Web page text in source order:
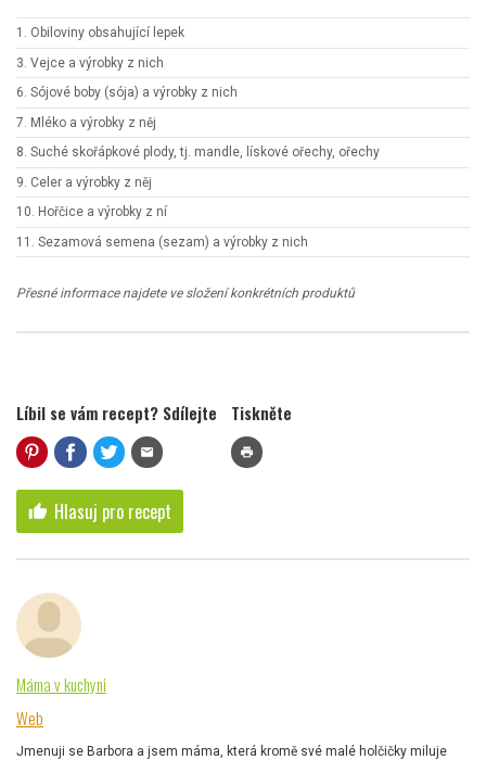
1. Obiloviny obsahující lepek
3. Vejce a výrobky z nich
6. Sójové boby (sója) a výrobky z nich
7. Mléko a výrobky z něj
8. Suché skořápkové plody, tj. mandle, lískové ořechy, ořechy
9. Celer a výrobky z něj
10. Hořčice a výrobky z ní
11. Sezamová semena (sezam) a výrobky z nich
Přesné informace najdete ve složení konkrétních produktů
Líbil se vám recept? Sdílejte
mail
Tiskněte
print
thumb_up Hlasuj pro recept
Máma v kuchyni
Web
Jmenuji se Barbora a jsem máma, která kromě své malé holčičky miluje